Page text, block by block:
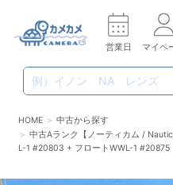
営業日 マイペ
HOME
中古から探す
中古Aランク【ノーティカム /
L-1 #20803 + フロートWWL-1 #20875